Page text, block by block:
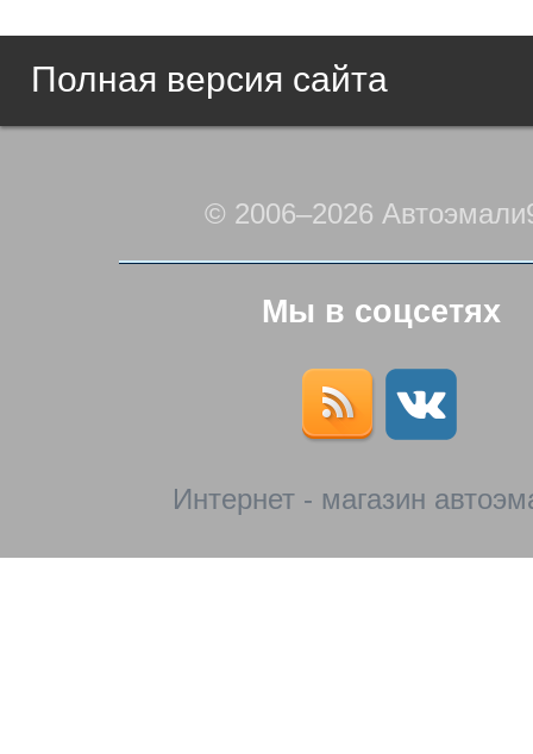
Полная версия сайта
© 2006–2026
Мы в соцсетях
Интернет - магазин